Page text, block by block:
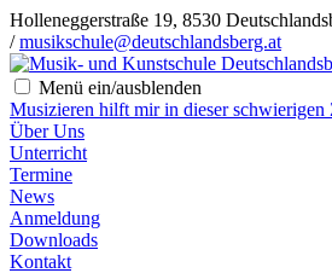
Holleneggerstraße 19, 8530
/musikschule@deutschlandsberg.at
Menü ein/ausblenden
Musizieren hilft mir in dieser schwierigen
Über Uns
Unterricht
Termine
News
Anmeldung
Downloads
Kontakt